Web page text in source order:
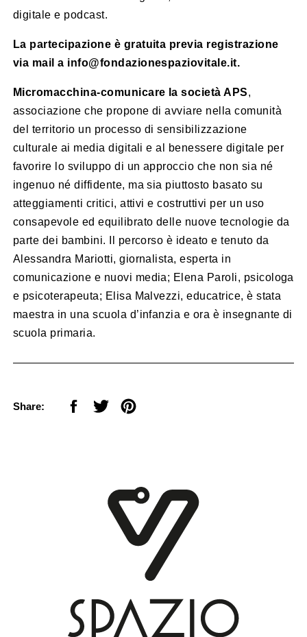
digitale e podcast.
La partecipazione è gratuita previa registrazione
via mail a info@fondazionespaziovitale.it.
Micromacchina-comunicare la società APS,
associazione che propone di avviare nella comunità
del territorio un processo di sensibilizzazione
culturale ai media digitali e al benessere digitale per
favorire lo sviluppo di un approccio che non sia né
ingenuo né diffidente, ma sia piuttosto basato su
atteggiamenti critici, attivi e costruttivi per un uso
consapevole ed equilibrato delle nuove tecnologie da
parte dei bambini. Il percorso è ideato e tenuto da
Alessandra Mariotti, giornalista, esperta in
comunicazione e nuovi media; Elena Paroli, psicologa
e psicoterapeuta; Elisa Malvezzi, educatrice, è stata
maestra in una scuola d’infanzia e ora è insegnante di
scuola primaria.
Share: